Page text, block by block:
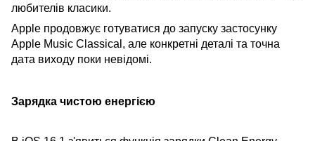
любителів класики.
Apple продовжує готуватися до запуску застосунку
Apple Music Classical, але конкретні деталі та точна
дата виходу поки невідомі.
Зарядка чистою енергією